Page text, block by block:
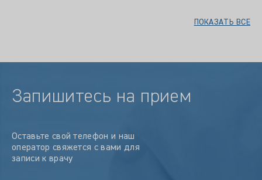
ПОКАЗАТЬ ВСЕ
Запишитесь на прием
Оставьте свой телефон и наш
оператор свяжется с вами для
записи к врачу